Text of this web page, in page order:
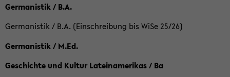
Germanistik / B.A.
Germanistik / B.A. (Einschreibung bis WiSe 25/26)
Germanistik / M.Ed.
Geschichte und Kultur Lateinamerikas / Ba